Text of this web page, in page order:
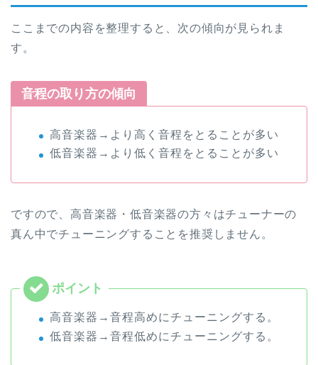
ここまでの内容を整理すると、次の傾向が見られま
す。
音程の取り方の傾向
高音楽器→より高く音程をとることが多い
低音楽器→より低く音程をとることが多い
ですので、高音楽器・低音楽器の方々はチューナーの
真ん中でチューニングすることを推奨しません。
高音楽器→音程高めにチューニングする。
低音楽器→音程低めにチューニングする。